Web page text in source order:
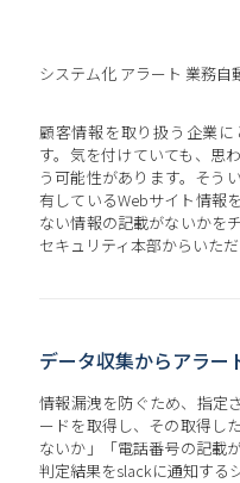
システム化 アラート 業務自
顧客情報を取り扱う企業
す。気を付けていても、思
う可能性があります。そう
有しているWebサイト情報
ない情報の記載がないかを
セキュリティ本部からいた
データ収集からアラー
情報漏洩を防ぐため、指定
ードを取得し、その取得し
ないか」「電話番号の記載
判定結果をslackに通知する